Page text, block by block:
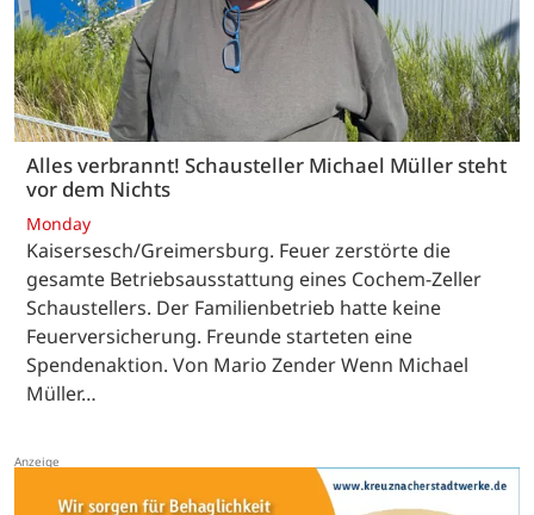
Alles verbrannt! Schausteller Michael Müller steht
vor dem Nichts
Monday
Kaisersesch/Greimersburg. Feuer zerstörte die
gesamte Betriebsausstattung eines Cochem-Zeller
Schaustellers. Der Familienbetrieb hatte keine
Feuerversicherung. Freunde starteten eine
Spendenaktion. Von Mario Zender Wenn Michael
Müller…